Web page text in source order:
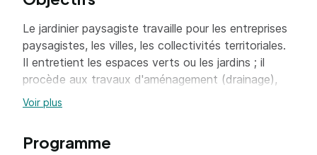
Le jardinier paysagiste travaille pour les entreprises
paysagistes, les villes, les collectivités territoriales.
Il entretient les espaces verts ou les jardins ; il
procède aux travaux d'aménagement (drainage),
arrosage, décoration, plantation de végétaux
est en relation avec les fournisseurs ou les clients.
Voir plus
Programme